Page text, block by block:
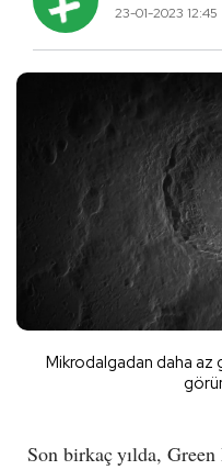
23-01-2023 12:45
Mikrodalgadan daha az
Son birkaç yılda,